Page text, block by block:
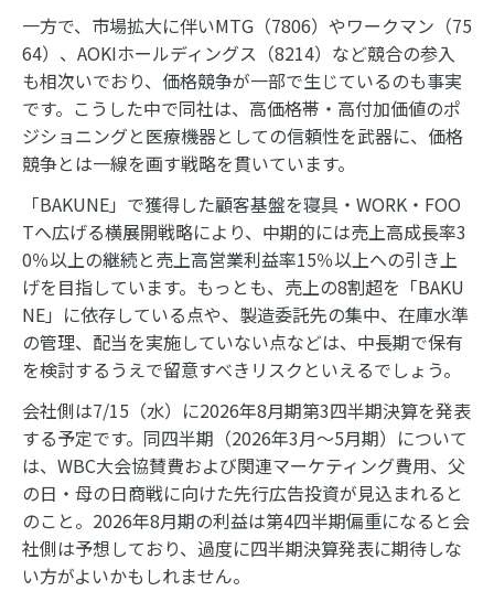
一方で、市場拡大に伴いMTG（7806）やワークマン（75
64）、AOKIホールディングス（8214）など競合の参入
も相次いでおり、価格競争が一部で生じているのも事実
です。こうした中で同社は、高価格帯・高付加価値のポ
ジショニングと医療機器としての信頼性を武器に、価格
競争とは一線を画す戦略を貫いています。
「BAKUNE」で獲得した顧客基盤を寝具・WORK・FOO
Tへ広げる横展開戦略により、中期的には売上高成長率3
0％以上の継続と売上高営業利益率15％以上への引き上
げを目指しています。もっとも、売上の8割超を「BAKU
NE」に依存している点や、製造委託先の集中、在庫水準
の管理、配当を実施していない点などは、中長期で保有
を検討するうえで留意すべきリスクといえるでしょう。
会社側は7/15（水）に2026年8月期第3四半期決算を発表
する予定です。同四半期（2026年3月～5月期）について
は、WBC大会協賛費および関連マーケティング費用、父
の日・母の日商戦に向けた先行広告投資が見込まれると
のこと。2026年8月期の利益は第4四半期偏重になると会
社側は予想しており、過度に四半期決算発表に期待しな
い方がよいかもしれません。